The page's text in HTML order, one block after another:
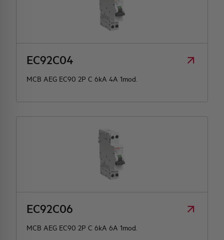
EC92C04
MCB AEG EC90 2P C 6kA 4A 1mod.
EC92C06
MCB AEG EC90 2P C 6kA 6A 1mod.